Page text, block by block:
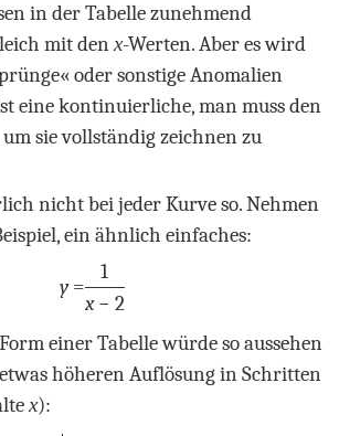
in der Tabelle zunehmend
mit denx-Werten. Aber es wird
oder sonstige Anomalien
eine kontinuierliche, man muss den
sie vollständig zeichnen zu
nicht bei jeder Kurve so. Nehmen
ein ähnlich einfaches:
y=
1
x− 2
einer Tabelle würde so aussehen
höheren Auflösung in Schritten
x):